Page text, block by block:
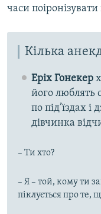
часи
Кілька
Еріх Гонекер
його люблять
по під’їздах
дівчинка
– Ти хто?
– Я – той, кому ти
піклується про те,